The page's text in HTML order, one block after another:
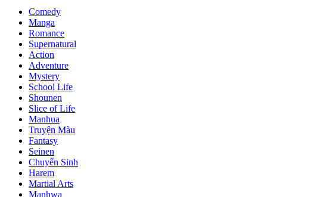
Comedy
Manga
Romance
Supernatural
Action
Adventure
Mystery
School Life
Shounen
Slice of Life
Manhua
Truyện Màu
Fantasy
Seinen
Chuyển Sinh
Harem
Martial Arts
Manhwa